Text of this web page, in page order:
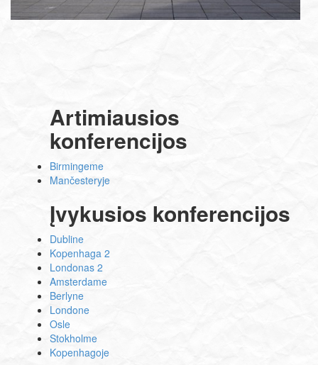
Artimiausios
konferencijos
Birmingeme
Mančesteryje
Įvykusios konferencijos
Dubline
Kopenhaga 2
Londonas 2
Amsterdame
Berlyne
Londone
Osle
Stokholme
Kopenhagoje